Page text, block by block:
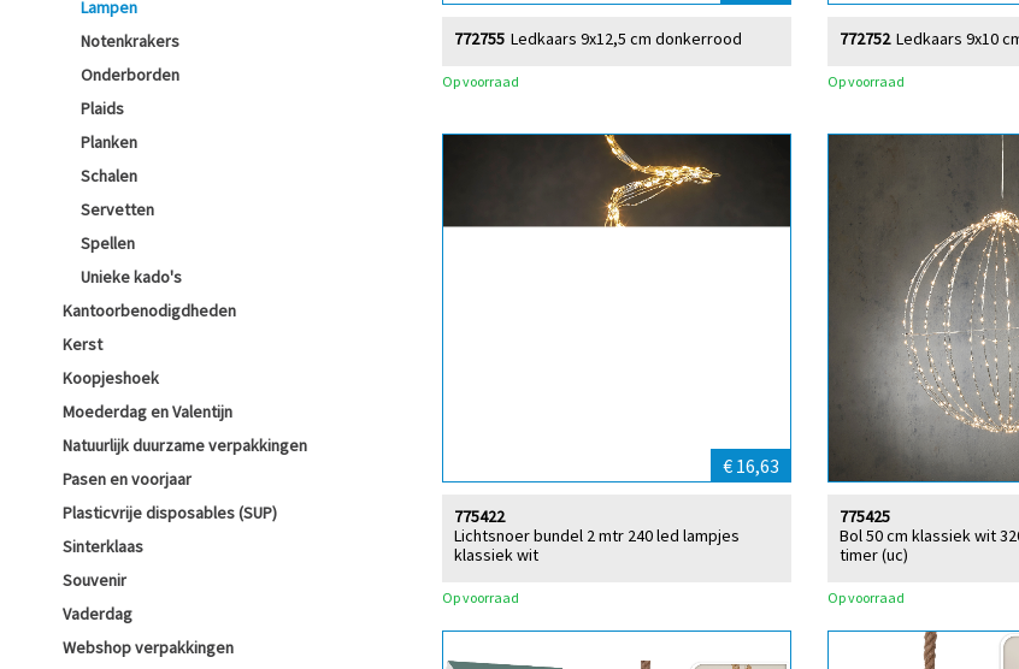
Lampen
Notenkrakers
Onderborden
Plaids
Planken
Schalen
Servetten
Spellen
Unieke kado's
Kantoorbenodigdheden
Kerst
Koopjeshoek
Moederdag en Valentijn
Natuurlijk duurzame verpakkingen
Pasen en voorjaar
Plasticvrije disposables (SUP)
Sinterklaas
Souvenir
Vaderdag
Webshop verpakkingen
Ledkaars 9x12,5 cm donkerrood
772755
Op voorraad
Ledkaars 9x10
772752
Op voorraad
€ 16,63
Lichtsnoer bundel 2 mtr 240 led lampjes
klassiek wit
775422
Op voorraad
Bol 50 cm klassiek wit
timer (uc)
775425
Op voorraad